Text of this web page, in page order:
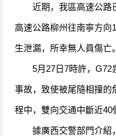
近期，我區高速公路已
高速公路柳州往南寧方向
生泄漏，所幸無人員傷亡。
5月27日7時許，G72泉
事故，致使被尾隨相撞的
程中，雙向交通中斷近40
據廣西交警部門介紹，